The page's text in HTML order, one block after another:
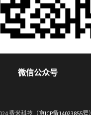
微信公众号
费米科技（京ICP备14023855号）